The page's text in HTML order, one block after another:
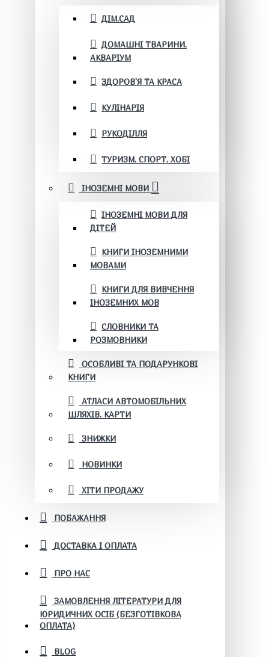
ДІМ.САД
ДОМАШНІ ТВАРИНИ.
АКВАРІУМ
ЗДОРОВ'Я ТА КРАСА
КУЛІНАРІЯ
РУКОДІЛЛЯ
ТУРИЗМ. СПОРТ. ХОБІ
ІНОЗЕМНІ МОВИ
ІНОЗЕМНІ МОВИ ДЛЯ
ДІТЕЙ
КНИГИ ІНОЗЕМНИМИ
МОВАМИ
КНИГИ ДЛЯ ВИВЧЕННЯ
ІНОЗЕМНИХ МОВ
СЛОВНИКИ ТА
РОЗМОВНИКИ
ОСОБЛИВІ ТА ПОДАРУНКОВІ
КНИГИ
АТЛАСИ АВТОМОБІЛЬНИХ
ШЛЯХІВ. КАРТИ
ЗНИЖКИ
НОВИНКИ
ХІТИ ПРОДАЖУ
ПОБАЖАННЯ
ДОСТАВКА І ОПЛАТА
ПРО НАС
ЗАМОВЛЕННЯ ЛІТЕРАТУРИ ДЛЯ
ЮРИДИЧНИХ ОСІБ (БЕЗГОТІВКОВА
ОПЛАТА)
BLOG